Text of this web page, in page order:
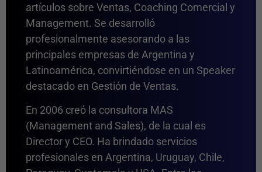
artículos sobre Ventas, Coaching Comercial y
Management. Se desarrolló
profesionalmente asesorando a las
principales empresas de Argentina y
Latinoamérica, convirtiéndose en un Speaker
destacado en Gestión de Ventas.
En 2006 creó la consultora MAS
(Management and Sales), de la cual es
Director y CEO. Ha brindado servicios
profesionales en Argentina, Uruguay, Chile,